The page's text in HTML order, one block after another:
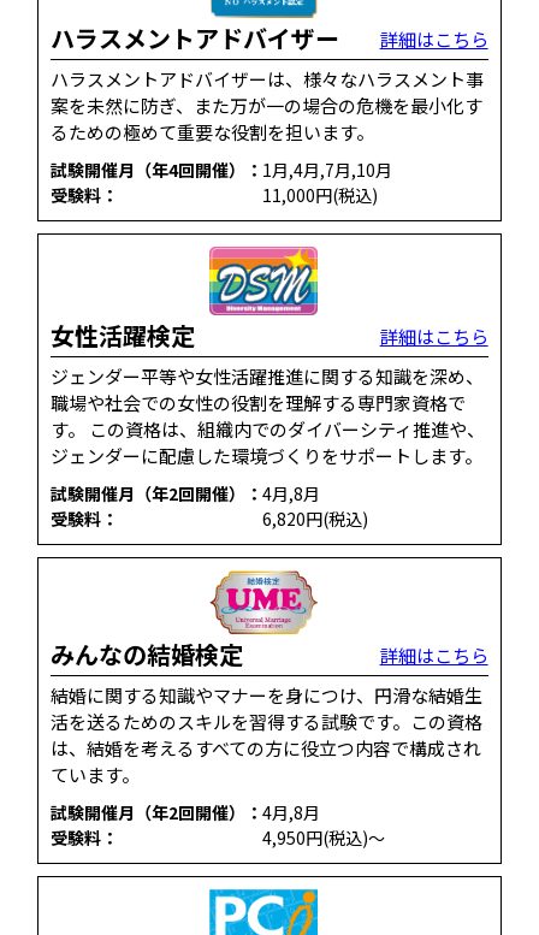
ハラスメントアドバイザー
詳細はこちら
ハラスメントアドバイザーは、様々なハラスメント事
案を未然に防ぎ、また万が一の場合の危機を最小化す
るための極めて重要な役割を担います。
試験開催月（年4回開催）： 1月,4月,7月,10月
受験料：
11,000円(税込)
女性活躍検定
詳細はこちら
ジェンダー平等や女性活躍推進に関する知識を深め、
職場や社会での女性の役割を理解する専門家資格で
す。 この資格は、組織内でのダイバーシティ推進や、
ジェンダーに配慮した環境づくりをサポートします。
試験開催月（年2回開催）：4月,8月
受験料：
6,820円(税込)
みんなの結婚検定
詳細はこちら
結婚に関する知識やマナーを身につけ、円滑な結婚生
活を送るためのスキルを習得する試験です。​この資格
は、結婚を考えるすべての方に役立つ内容で構成され
ています。
試験開催月（年2回開催）：4月,8月
受験料：
4,950円(税込)～